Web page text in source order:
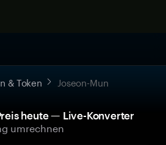
& Token Joseon-Mun
heute — Live-Konverter
umrechnen